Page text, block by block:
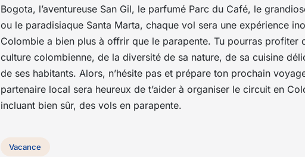
Bogota, l’aventureuse San Gil, le parfumé Parc du Café, le
ou le paradisiaque Santa Marta, chaque vol sera une expérience
Colombie a bien plus à offrir que le parapente. Tu pourras profiter
culture colombienne, de la diversité de sa nature, de sa cuisine
de ses habitants. Alors, n’hésite pas et prépare ton prochain
partenaire local sera heureux de t’aider à organiser le circuit en
incluant bien sûr, des vols en parapente.
Vacance